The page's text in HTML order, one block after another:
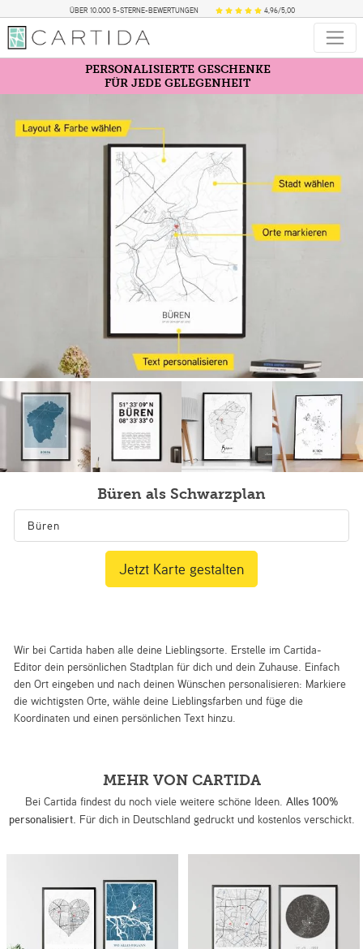
ÜBER 10.000 5-STERNE-BEWERTUNGEN 4,96/5,00
PERSONALISIERTE GESCHENKE
FÜR JEDE GELEGENHEIT
Büren als Schwarzplan
Wir bei Cartida haben alle deine Lieblingsorte. Erstelle im Cartida-
Editor dein persönlichen Stadtplan für dich und dein Zuhause. Einfach
den Ort eingeben und nach deinen Wünschen personalisieren: Markiere
die wichtigsten Orte, wähle deine Lieblingsfarben und füge die
Koordinaten und einen persönlichen Text hinzu.
Jetzt Karte gestalten
MEHR VON CARTIDA
Bei Cartida findest du noch viele weitere schöne Ideen. Alles 100%
personalisiert. Für dich in Deutschland gedruckt und kostenlos verschickt.